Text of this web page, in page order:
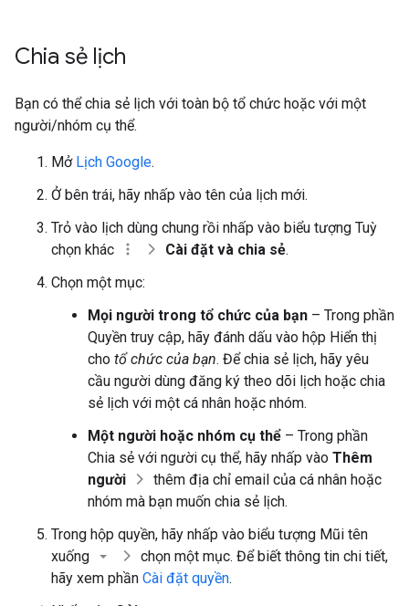
Chia sẻ lịch
Bạn có thể chia sẻ lịch với toàn bộ tổ chức hoặc với một
người/nhóm cụ thể.
Mở Lịch Google.
Ở bên trái, hãy nhấp vào tên của lịch mới.
Trỏ vào lịch dùng chung rồi nhấp vào biểu tượng Tuỳ
chọn khác
Cài đặt và chia sẻ.
Chọn một mục:
Mọi người trong tổ chức của bạn – Trong phần
Quyền truy cập, hãy đánh dấu vào hộp Hiển thị
cho tổ chức của bạn. Để chia sẻ lịch, hãy yêu
cầu người dùng đăng ký theo dõi lịch hoặc chia
sẻ lịch với một cá nhân hoặc nhóm.
Một người hoặc nhóm cụ thể – Trong phần
Chia sẻ với người cụ thể, hãy nhấp vào Thêm
người
thêm địa chỉ email của cá nhân hoặc
nhóm mà bạn muốn chia sẻ lịch.
Trong hộp quyền, hãy nhấp vào biểu tượng Mũi tên
xuống
chọn một mục. Để biết thông tin chi tiết,
hãy xem phần Cài đặt quyền.